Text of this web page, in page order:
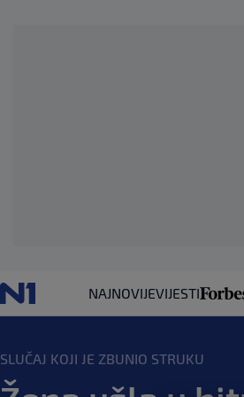
NAJNOVIJEVIJESTI
SLUČAJ KOJI JE ZBUNIO STRUKU